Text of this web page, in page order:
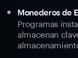
Monederos de
Programas
almacenan